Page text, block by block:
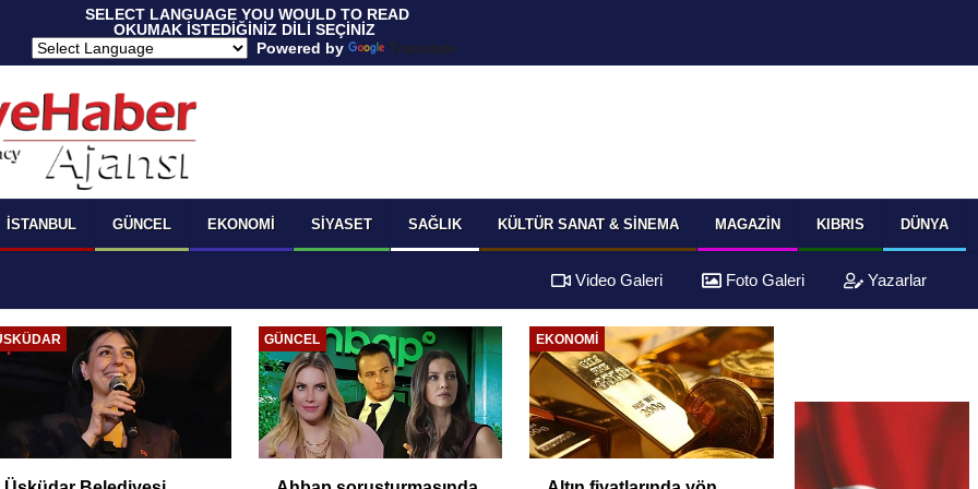
SELECT LANGUAGE YOU WOULD TO READ
OKUMAK İSTEDİĞİNİZ DİLİ SEÇİNİZ
Powered by
Translate
İSTANBUL GÜNCEL EKONOMI SIYASET SAĞLIK KÜLTÜR SANAT & SINEMA MAGAZIN KIBRIS DÜNYA
Video Galeri Foto Galeri Yazarlar
GÜNCEL EKONOMI